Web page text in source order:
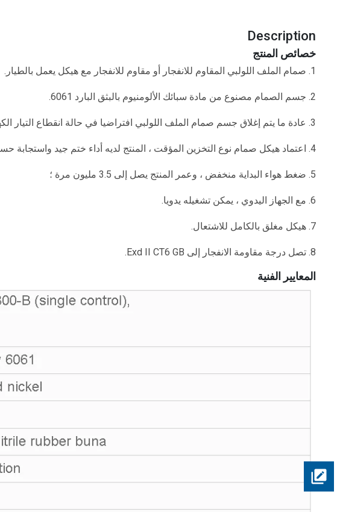
Description
خصائص المنتج
1. صمام الملف اللولبي المقاوم للانفجار أو مقاوم للانفجار مع هيكل يعمل بالطيار.
2. جسم الصمام مصنوع من مادة سبائك الألومنيوم بالبثق البارد 6061.
3. عادة ما يتم إغلاق جسم صمام الملف اللولبي افتراضيا في حالة انقطاع التيار الكهربائي.
4. اعتماد هيكل صمام نوع التخزين المؤقت ، المنتج لديه أداء ختم جيد واستجابة حساسة.
5. ضغط هواء البداية منخفض ، وعمر المنتج يصل إلى 3.5 مليون مرة ؛
6. مع الجهاز اليدوي ، يمكن تشغيله يدويا.
7. هيكل مغلق بالكامل للاشتعال.
8. تصل درجة مقاومة الانفجار إلى Exd II CT6 GB.
المعايير الفنية